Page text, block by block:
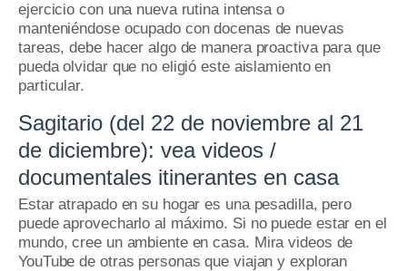
ejercicio con una nueva rutina intensa o
manteniéndose ocupado con docenas de nuevas
tareas, debe hacer algo de manera proactiva para que
pueda olvidar que no eligió este aislamiento en
particular.
Sagitario (del 22 de noviembre al 21
de diciembre): vea videos /
documentales itinerantes en casa
Estar atrapado en su hogar es una pesadilla, pero
puede aprovecharlo al máximo. Si no puede estar en el
mundo, cree un ambiente en casa. Mira videos de
YouTube de otras personas que viajan y exploran